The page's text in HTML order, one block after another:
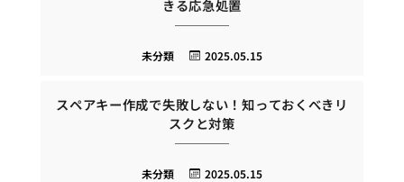
きる応急処置
2025.05.15
未分類
スペアキー作成で失敗しない！知っておくべきリ
スクと対策
2025.05.15
未分類